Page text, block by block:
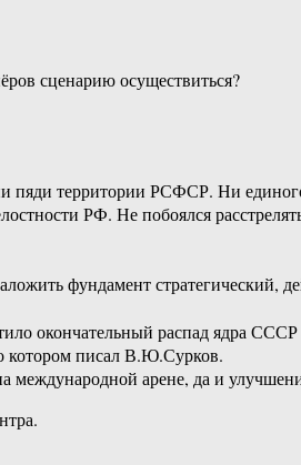
сценарию осуществиться?
пяди территории РСФСР. Ни
РФ. Не побоялся
фундамент
окончательный распад ядра
котором писал В.Ю.Сурков.
международной арене, да и